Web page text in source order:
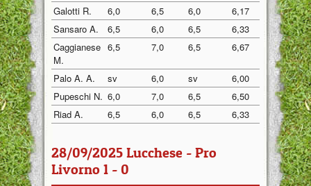
Galotti R.
6,0 6,5 6,0
6,17
Sansaro A.
6,5 6,0 6,5
6,33
Caggianese
M.
6,5 7,0 6,5 6,67
Palo A. A. sv 6,0 sv
6,00
Pupeschi N. 6,0 7,0 6,5
6,50
Riad A.
6,5 6,0 6,5 6,33
28/09/2025 Lucchese - Pro
Livorno 1 - 0